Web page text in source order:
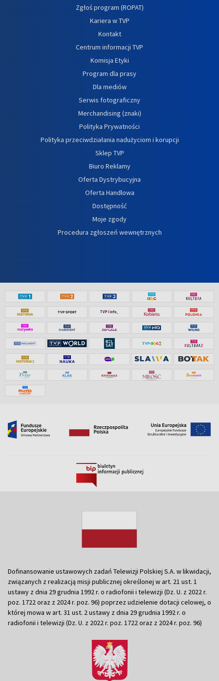
Zgłoś program (ROPAT)
Kariera w TVP
Kontakt
Centrum informacji TVP
Komisja Etyki
Program dla prasy
Dla mediów
Serwis fotograficzny
Merchandising (znaki)
Polityka Prywatności
Polityka przeciwdziałania nadużyciom i korupcji
Sklep TVP
Biuro Reklamy
Oferta Dystrybucyjna
Oferta Handlowa
Dostępność
Moje zgody
Procedura zgłoszeń wewnętrznych
Dofinansowanie ustawowych zadań Telewizji Polskiej S.A. w likwidacji,
związanych z realizacją misji publicznej określonej w art. 21 ust. 1
ustawy z dnia 29 grudnia 1992 r. o radiofonii i telewizji (Dz. U. z 2022 r.
poz. 1722 oraz z 2024 r. poz. 96) poprzez udzielenie dotacji celowej, o
której mowa w art. 31 ust. 2 ustawy z dnia 29 grudnia 1992 r. o
radiofonii i telewizji (Dz. U. z 2022 r. poz. 1722 oraz z 2024 r. poz. 96)